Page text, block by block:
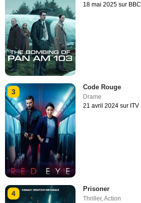
18 mai 2025 sur BBC
3
Code Rouge
Drame
21 avril 2024 sur ITV
4
Prisoner
Thriller,Action